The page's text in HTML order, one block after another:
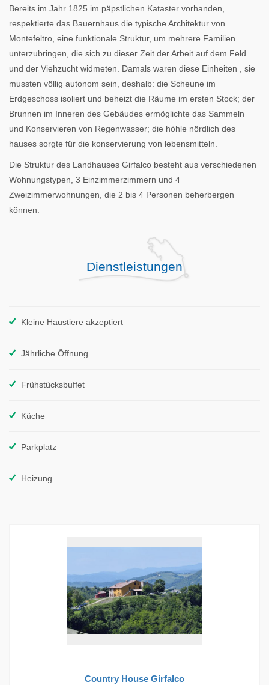
Bereits im Jahr 1825 im päpstlichen Kataster vorhanden,
respektierte das Bauernhaus die typische Architektur von
Montefeltro, eine funktionale Struktur, um mehrere Familien
unterzubringen, die sich zu dieser Zeit der Arbeit auf dem Feld
und der Viehzucht widmeten. Damals waren diese Einheiten , sie
mussten völlig autonom sein, deshalb: die Scheune im
Erdgeschoss isoliert und beheizt die Räume im ersten Stock; der
Brunnen im Inneren des Gebäudes ermöglichte das Sammeln
und Konservieren von Regenwasser; die höhle nördlich des
hauses sorgte für die konservierung von lebensmitteln.
Die Struktur des Landhauses Girfalco besteht aus verschiedenen
Wohnungstypen, 3 Einzimmerzimmern und 4
Zweizimmerwohnungen, die 2 bis 4 Personen beherbergen
können.
Dienstleistungen
Kleine Haustiere akzeptiert
Jährliche Öffnung
Frühstücksbuffet
Küche
Parkplatz
Heizung
Country House Girfalco